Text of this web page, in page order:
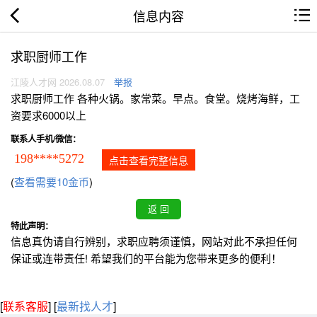
信息内容
求职厨师工作
江陵人才网 2026.08.07 举报
求职厨师工作 各种火锅。家常菜。早点。食堂。烧烤海鲜，工
资要求6000以上
联系人手机/微信：
198****5272 点击查看完整信息
(查看需要10金币)
特此声明：
信息真伪请自行辨别，求职应聘须谨慎，网站对此不承担任何
保证或连带责任! 希望我们的平台能为您带来更多的便利！
[联系客服] [最新找人才]